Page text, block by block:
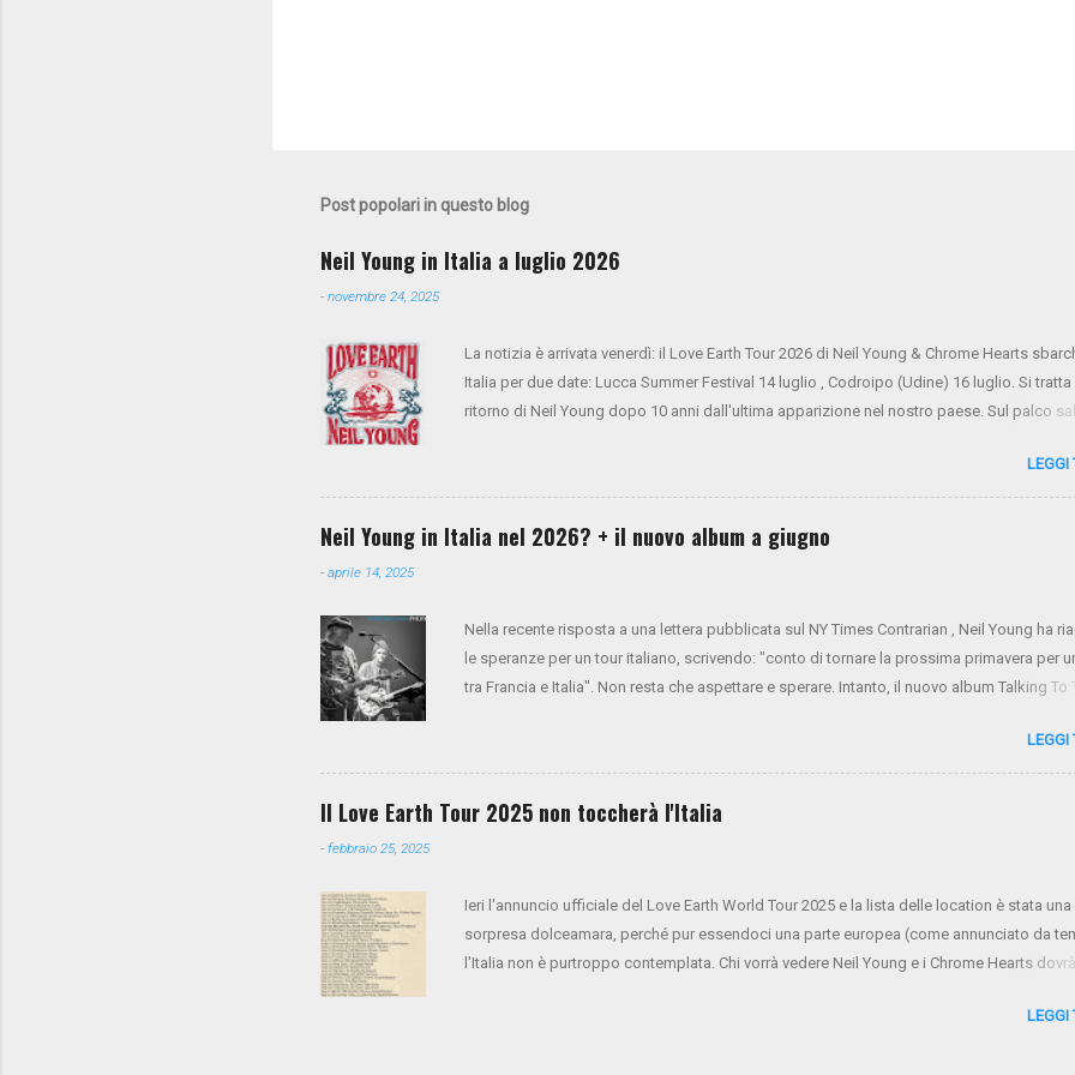
Post popolari in questo blog
Neil Young in Italia a luglio 2026
- novembre 24, 2025
La notizia è arrivata venerdì: il Love Earth Tour 2026 di Neil Young & Chrome Hearts
Italia per due date: Lucca Summer Festival 14 luglio , Codroipo (Udine) 16 luglio. Si tratta
ritorno di Neil Young dopo 10 anni dall'ultima apparizione nel nostro paese. Sul palco
cori), Anthony LoGerfo (batteria) e Neil Young (voce, chitarra, piano). Da oggi i biglietti
presale su NYA . Mercoledì 26 e giovedì 27 verrà aperto il presale di Virgin Radio. Da
la vendita generale sarà aperta tramite Ticketone . Ecco il tour completo:
LEGGI
Neil Young in Italia nel 2026? + il nuovo album a giugno
- aprile 14, 2025
Nella recente risposta a una lettera pubblicata sul NY Times Contrarian , Neil Young ha
le speranze per un tour italiano, scrivendo: "conto di tornare la prossima primavera per
tra Francia e Italia". Non resta che aspettare e sperare. Intanto, il nuovo album Talking To
LEGGI
Il Love Earth Tour 2025 non toccherà l'Italia
- febbraio 25, 2025
Ieri l'annuncio ufficiale del Love Earth World Tour 2025 e la lista delle location è stata una
sorpresa dolceamara, perché pur essendoci una parte europea (come annunciato da
l'Italia non è purtroppo contemplata. Chi vorrà vedere Neil Young e i Chrome Hearts dovrà
inizierà il 28 febbraio, mentre gli abbonati a NYA possono acquistare i biglietti in
LEGGI